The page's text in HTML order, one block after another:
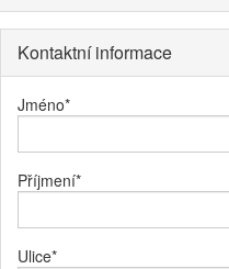
Kontaktní informace
Jméno*
Příjmení*
Ulice*